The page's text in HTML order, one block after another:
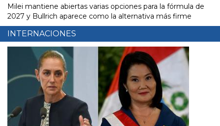
Milei mantiene abiertas varias opciones para la fórmula de
2027 y Bullrich aparece como la alternativa más firme
INTERNACIONES